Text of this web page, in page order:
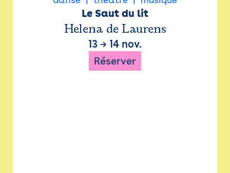
Le Saut du lit
Helena de Laurens
13 → 14 nov.
Réserver